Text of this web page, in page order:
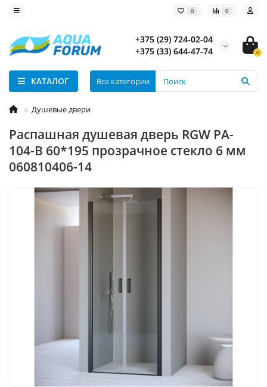
0 0
+375 (29) 724-02-04
+375 (33) 644-47-74
0
КАТАЛОГ Все категории
Душевые двери
Распашная душевая дверь RGW PA-
104-B 60*195 прозрачное стекло 6 мм
060810406-14